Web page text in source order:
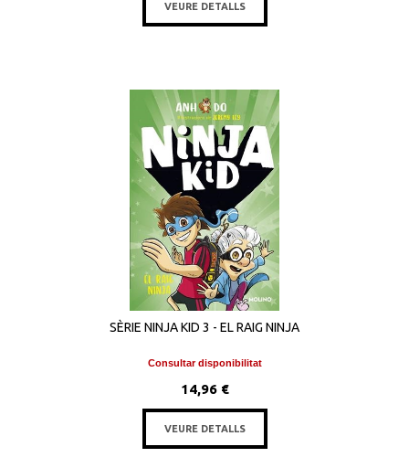
VEURE DETALLS
SÈRIE NINJA KID 3 - EL RAIG NINJA
Consultar disponibilitat
14,96 €
VEURE DETALLS